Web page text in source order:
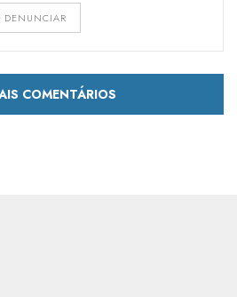
DENUNCIAR
COMENTÁRIOS